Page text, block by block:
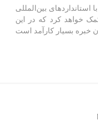
استانداردهای بین‌المللی
خواهد کرد که در این
خبره